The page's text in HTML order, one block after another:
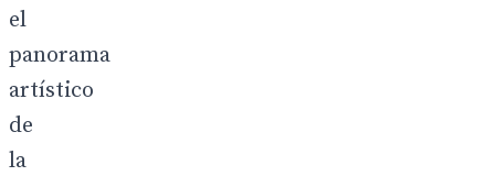
el
panorama
artístico
de
la